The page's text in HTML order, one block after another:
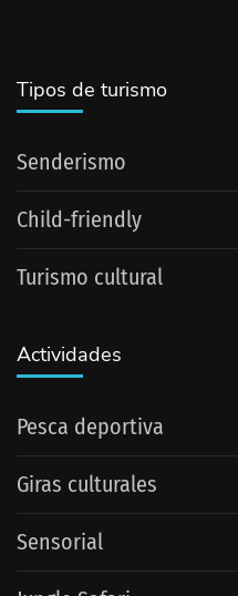
Tipos de turismo
Senderismo
Child-friendly
Turismo cultural
Actividades
Pesca deportiva
Giras culturales
Sensorial